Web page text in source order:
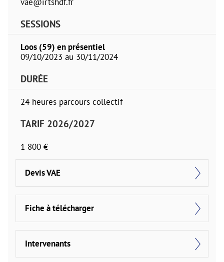
SESSIONS
Loos (59) en présentiel
09/10/2023 au 30/11/2024
DURÉE
24 heures parcours collectif
TARIF 2026/2027
1 800 €
Devis VAE
Fiche à télécharger
Intervenants